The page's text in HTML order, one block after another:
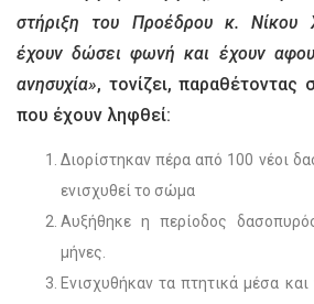
στήριξη του Προέδρου κ. Νίκου
έχουν δώσει φωνή και έχουν
ανησυχία», τονίζει, παραθέτοντας
που έχουν ληφθεί:
Διορίστηκαν πέρα από 100 νέοι
ενισχυθεί το σώμα
Αυξήθηκε η περίοδος
μήνες.
Ενισχυθήκαν τα πτητικά μέσα